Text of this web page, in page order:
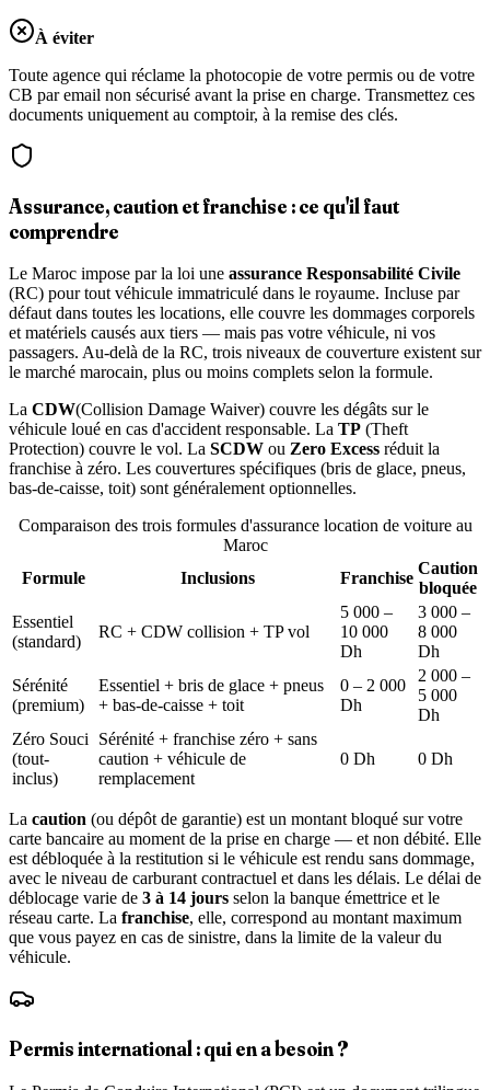
À éviter
Toute agence qui réclame la photocopie de votre permis ou de votre
CB par email non sécurisé avant la prise en charge. Transmettez ces
documents uniquement au comptoir, à la remise des clés.
Assurance, caution et franchise : ce qu'il faut
comprendre
Le Maroc impose par la loi une assurance Responsabilité Civile
(RC) pour tout véhicule immatriculé dans le royaume. Incluse par
défaut dans toutes les locations, elle couvre les dommages corporels
et matériels causés aux tiers — mais pas votre véhicule, ni vos
passagers. Au-delà de la RC, trois niveaux de couverture existent sur
le marché marocain, plus ou moins complets selon la formule.
La CDW(Collision Damage Waiver) couvre les dégâts sur le
véhicule loué en cas d'accident responsable. La TP (Theft
Protection) couvre le vol. La SCDW ou Zero Excess réduit la
franchise à zéro. Les couvertures spécifiques (bris de glace, pneus,
bas-de-caisse, toit) sont généralement optionnelles.
Comparaison des trois formules d'assurance location de voiture au
Maroc
Formule
Inclusions Franchise
Caution
bloquée
Essentiel
(standard)
RC + CDW collision + TP vol
5 000 –
10 000
Dh
3 000 –
8 000
Dh
Sérénité
(premium)
Essentiel + bris de glace + pneus
+ bas-de-caisse + toit
0 – 2 000
Dh
2 000 –
5 000
Dh
Zéro Souci
(tout-
inclus)
Sérénité + franchise zéro + sans
caution + véhicule de
remplacement
0 Dh 0 Dh
La caution (ou dépôt de garantie) est un montant bloqué sur votre
carte bancaire au moment de la prise en charge — et non débité. Elle
est débloquée à la restitution si le véhicule est rendu sans dommage,
avec le niveau de carburant contractuel et dans les délais. Le délai de
déblocage varie de 3 à 14 jours selon la banque émettrice et le
réseau carte. La franchise, elle, correspond au montant maximum
que vous payez en cas de sinistre, dans la limite de la valeur du
véhicule.
Permis international : qui en a besoin ?